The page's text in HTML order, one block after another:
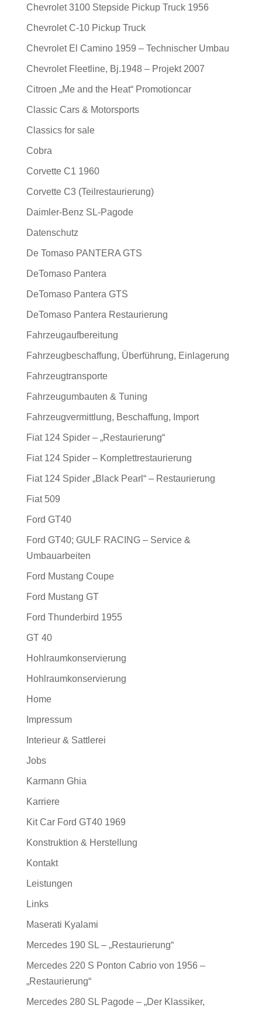
Chevrolet 3100 Stepside Pickup Truck 1956
Chevrolet C-10 Pickup Truck
Chevrolet El Camino 1959 – Technischer Umbau
Chevrolet Fleetline, Bj.1948 – Projekt 2007
Citroen „Me and the Heat“ Promotioncar
Classic Cars & Motorsports
Classics for sale
Cobra
Corvette C1 1960
Corvette C3 (Teilrestaurierung)
Daimler-Benz SL-Pagode
Datenschutz
De Tomaso PANTERA GTS
DeTomaso Pantera
DeTomaso Pantera GTS
DeTomaso Pantera Restaurierung
Fahrzeugaufbereitung
Fahrzeugbeschaffung, Überführung, Einlagerung
Fahrzeugtransporte
Fahrzeugumbauten & Tuning
Fahrzeugvermittlung, Beschaffung, Import
Fiat 124 Spider – „Restaurierung“
Fiat 124 Spider – Komplettrestaurierung
Fiat 124 Spider „Black Pearl“ – Restaurierung
Fiat 509
Ford GT40
Ford GT40; GULF RACING – Service &
Umbauarbeiten
Ford Mustang Coupe
Ford Mustang GT
Ford Thunderbird 1955
GT 40
Hohlraumkonservierung
Hohlraumkonservierung
Home
Impressum
Interieur & Sattlerei
Jobs
Karmann Ghia
Karriere
Kit Car Ford GT40 1969
Konstruktion & Herstellung
Kontakt
Leistungen
Links
Maserati Kyalami
Mercedes 190 SL – „Restaurierung“
Mercedes 220 S Ponton Cabrio von 1956 –
„Restaurierung“
Mercedes 280 SL Pagode – „Der Klassiker,